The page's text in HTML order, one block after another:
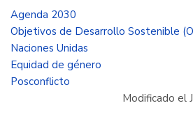
Colombia
resalta
el
papel
de
Agenda 2030
Objetivos de Desarrollo Sostenible
Naciones Unidas
Equidad de género
Posconflicto
Modificado el